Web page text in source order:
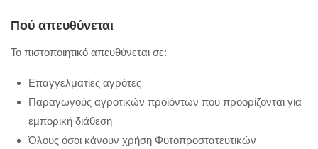
Πού απευθύνεται
Το πιστοποιητικό απευθύνεται σε:
Επαγγελματίες αγρότες
Παραγωγούς αγροτικών προϊόντων που προορίζονται για
εμπορική διάθεση
Όλους όσοι κάνουν χρήση Φυτοπροστατευτικών